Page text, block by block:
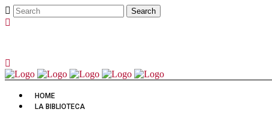
HOME
LA BIBLIOTECA